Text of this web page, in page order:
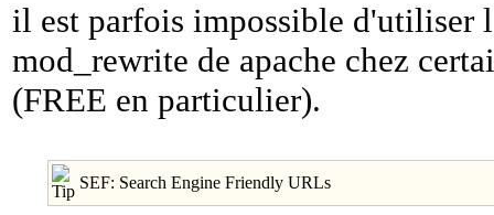
il est parfois impossible d'utiliser
mod_rewrite de apache chez
(FREE en particulier).
SEF: Search Engine Friendly URLs